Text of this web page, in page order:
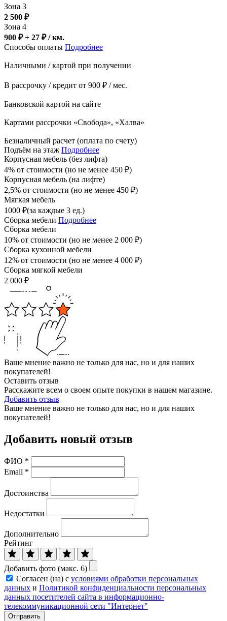
Зона 3
2 500 ₽
Зона 4
900 ₽ + 27 ₽/ км.
Способы оплаты Подробнее
Наличными / картой при получении
В рассрочку / кредит от 900 ₽ / мес.
Банковской картой на сайте
Картами рассрочки «Свобода», «Халва»
Безналичный расчет (оплата по счету)
Подъём на этаж Подробнее
Корпусная мебель (без лифта)
4% от стоимости (но не менее 450 ₽)
Корпусная мебель (на лифте)
2,5% от стоимости (но не менее 450 ₽)
Мягкая мебель
1000 ₽(за каждые 3 ед.)
Сборка мебели Подробнее
Сборка мебели
10% от стоимости (но не менее 2 000 ₽)
Сборка кухонной мебели
12% от стоимости (но не менее 4 000 ₽)
Сборка мягкой мебели
2 000 ₽
Ваше мнение важно не только для нас, но и для наших
покупателей!
Оставить отзыв
Расскажите всем о своем опыте покупки в нашем магазине.
Добавить отзыв
Ваше мнение важно не только для нас, но и для наших
покупателей!
Добавить новый отзыв
ФИО *
Email *
Достоинства
Недостатки
Дополнительно
Рейтинг
Добавить фото (макс. 6)
Согласен (на) с условиями обработки персональных
данных и Политикой конфиденциальности персональных
данных посетителей сайта в информационно-
телекоммуникационной сети "Интернет"
Отправить